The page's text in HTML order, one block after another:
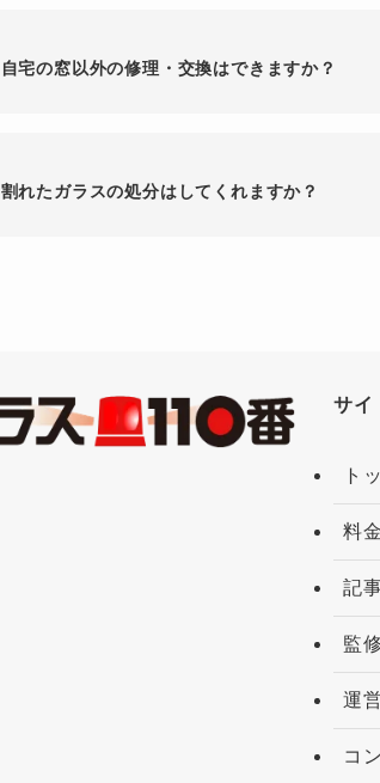
自宅の窓以外の修理・交換はできますか？
割れたガラスの処分はしてくれますか？
サイ
ト
料
記
監
運
コ